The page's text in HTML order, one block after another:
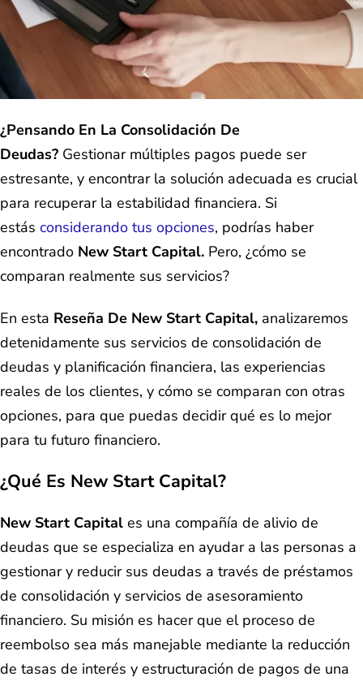
¿Pensando En La Consolidación De
Deudas? Gestionar múltiples pagos puede ser
estresante, y encontrar la solución adecuada es crucial
para recuperar la estabilidad financiera. Si
estás considerando tus opciones, podrías haber
encontrado New Start Capital. Pero, ¿cómo se
comparan realmente sus servicios?
En esta Reseña De New Start Capital, analizaremos
detenidamente sus servicios de consolidación de
deudas y planificación financiera, las experiencias
reales de los clientes, y cómo se comparan con otras
opciones, para que puedas decidir qué es lo mejor
para tu futuro financiero.
¿Qué Es New Start Capital?
New Start Capital es una compañía de alivio de
deudas que se especializa en ayudar a las personas a
gestionar y reducir sus deudas a través de préstamos
de consolidación y servicios de asesoramiento
financiero. Su misión es hacer que el proceso de
reembolso sea más manejable mediante la reducción
de tasas de interés y estructuración de pagos de una